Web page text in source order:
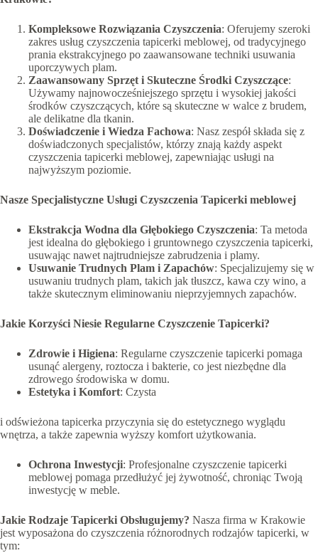
Kompleksowe Rozwiązania Czyszczenia: Oferujemy szeroki
zakres usług czyszczenia tapicerki meblowej, od tradycyjnego
prania ekstrakcyjnego po zaawansowane techniki usuwania
uporczywych plam.
Zaawansowany Sprzęt i Skuteczne Środki Czyszczące:
Używamy najnowocześniejszego sprzętu i wysokiej jakości
środków czyszczących, które są skuteczne w walce z brudem,
ale delikatne dla tkanin.
Doświadczenie i Wiedza Fachowa: Nasz zespół składa się z
doświadczonych specjalistów, którzy znają każdy aspekt
czyszczenia tapicerki meblowej, zapewniając usługi na
najwyższym poziomie.
Nasze Specjalistyczne Usługi Czyszczenia Tapicerki meblowej
Ekstrakcja Wodna dla Głębokiego Czyszczenia: Ta metoda
jest idealna do głębokiego i gruntownego czyszczenia tapicerki,
usuwając nawet najtrudniejsze zabrudzenia i plamy.
Usuwanie Trudnych Plam i Zapachów: Specjalizujemy się w
usuwaniu trudnych plam, takich jak tłuszcz, kawa czy wino, a
także skutecznym eliminowaniu nieprzyjemnych zapachów.
Jakie Korzyści Niesie Regularne Czyszczenie Tapicerki?
Zdrowie i Higiena: Regularne czyszczenie tapicerki pomaga
usunąć alergeny, roztocza i bakterie, co jest niezbędne dla
zdrowego środowiska w domu.
Estetyka i Komfort: Czysta
i odświeżona tapicerka przyczynia się do estetycznego wyglądu
wnętrza, a także zapewnia wyższy komfort użytkowania.
Ochrona Inwestycji: Profesjonalne czyszczenie tapicerki
meblowej pomaga przedłużyć jej żywotność, chroniąc Twoją
inwestycję w meble.
Jakie Rodzaje Tapicerki Obsługujemy? Nasza firma w Krakowie
jest wyposażona do czyszczenia różnorodnych rodzajów tapicerki, w
tym: